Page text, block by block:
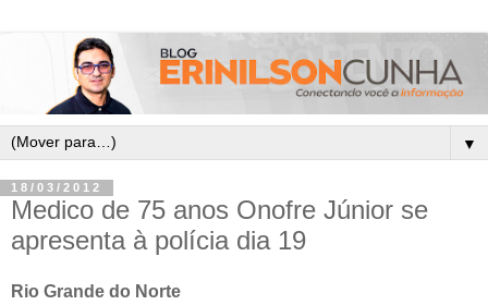
▼
18/03/2012
Medico de 75 anos Onofre Júnior se
apresenta à polícia dia 19
Rio Grande do Norte